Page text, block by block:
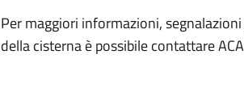
Per maggiori informazioni,
della cisterna è possibile contattare